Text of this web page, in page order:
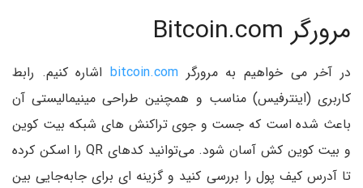
مرورگر Bitcoin.com
در آخر می خواهیم به مرورگر bitcoin.com اشاره کنیم. رابط
کاربری (اینترفیس) مناسب و همچنین طراحی مینیمالیستی آن
باعث شده است که جست و جوی تراکنش های شبکه بیت کوین
و بیت کوین کش آسان شود. می‌توانید کدهای QR را اسکن کرده
تا آدرس کیف پول را بررسی کنید و گزینه ای برای جابه‌جایی بین